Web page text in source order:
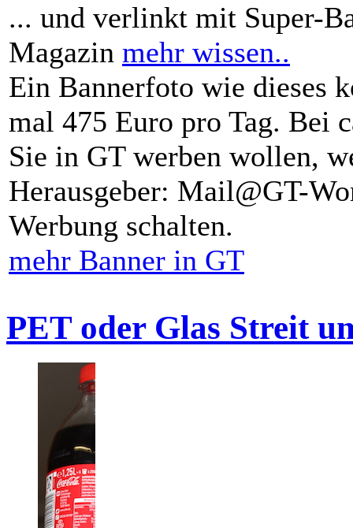
... und verlinkt mit Super-
Magazin mehr wissen..
Ein Bannerfoto wie dieses
mal 475 Euro pro Tag. Bei
Sie in GT werben wollen,
Herausgeber: Mail@GT-
Werbung schalten.
mehr Banner in GT
PET oder Glas Streit